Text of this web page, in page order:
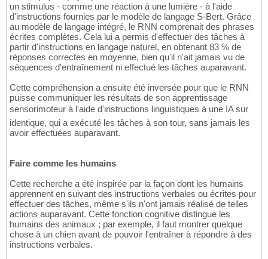
un stimulus - comme une réaction à une lumière - à l'aide
d'instructions fournies par le modèle de langage S-Bert. Grâce
au modèle de langage intégré, le RNN comprenait des phrases
écrites complètes. Cela lui a permis d'effectuer des tâches à
partir d'instructions en langage naturel, en obtenant 83 % de
réponses correctes en moyenne, bien qu'il n'ait jamais vu de
séquences d'entraînement ni effectué les tâches auparavant.
Cette compréhension a ensuite été inversée pour que le RNN
puisse communiquer les résultats de son apprentissage
sensorimoteur à l'aide d'instructions linguistiques à une IA sur
identique, qui a exécuté les tâches à son tour, sans jamais les
avoir effectuées auparavant.
Faire comme les humains
Cette recherche a été inspirée par la façon dont les humains
apprennent en suivant des instructions verbales ou écrites pour
effectuer des tâches, même s'ils n'ont jamais réalisé de telles
actions auparavant. Cette fonction cognitive distingue les
humains des animaux ; par exemple, il faut montrer quelque
chose à un chien avant de pouvoir l'entraîner à répondre à des
instructions verbales.